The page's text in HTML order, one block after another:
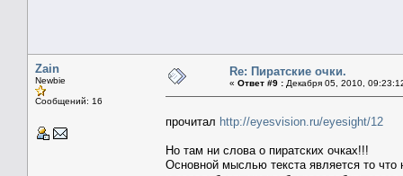
Zain
Newbie
Сообщений: 16
Re: Пиратские очки.
« Ответ #9 : Декабря 05, 2010,
прочитал http://eyesvision.ru/eyesight/12
Но там ни слова о пиратских очках!!!
Основной мыслью текста является то что